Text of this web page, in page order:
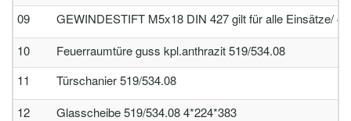
09
GEWINDESTIFT M5x18 DIN 427 gilt für alle Einsätze/
10
Feuerraumtüre guss kpl.anthrazit 519/534.08
11
Türschanier 519/534.08
12
Glasscheibe 519/534.08 4*224*383